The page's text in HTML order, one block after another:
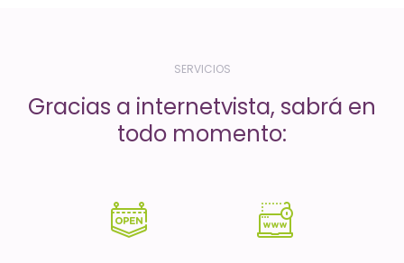
oro
SERVICIOS
Gracias a internetvista, sabrá en
todo momento: